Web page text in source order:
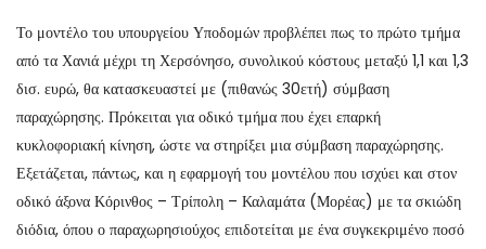
Το μοντέλο του υπουργείου Υποδομών προβλέπει πως το πρώτο τμήμα
από τα Χανιά μέχρι τη Χερσόνησο, συνολικού κόστους μεταξύ 1,1 και 1,3
δισ. ευρώ, θα κατασκευαστεί με (πιθανώς 30ετή) σύμβαση
παραχώρησης. Πρόκειται για οδικό τμήμα που έχει επαρκή
κυκλοφοριακή κίνηση, ώστε να στηρίξει μια σύμβαση παραχώρησης.
Εξετάζεται, πάντως, και η εφαρμογή του μοντέλου που ισχύει και στον
οδικό άξονα Κόρινθος – Τρίπολη – Καλαμάτα (Μορέας) με τα σκιώδη
διόδια, όπου ο παραχωρησιούχος επιδοτείται με ένα συγκεκριμένο ποσό